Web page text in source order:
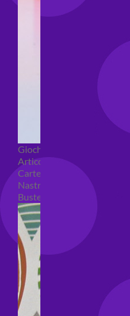
Giochi pirici
Articoli per confezioni regalo
Carte regalo
Nastri e coccarde
Buste regalo